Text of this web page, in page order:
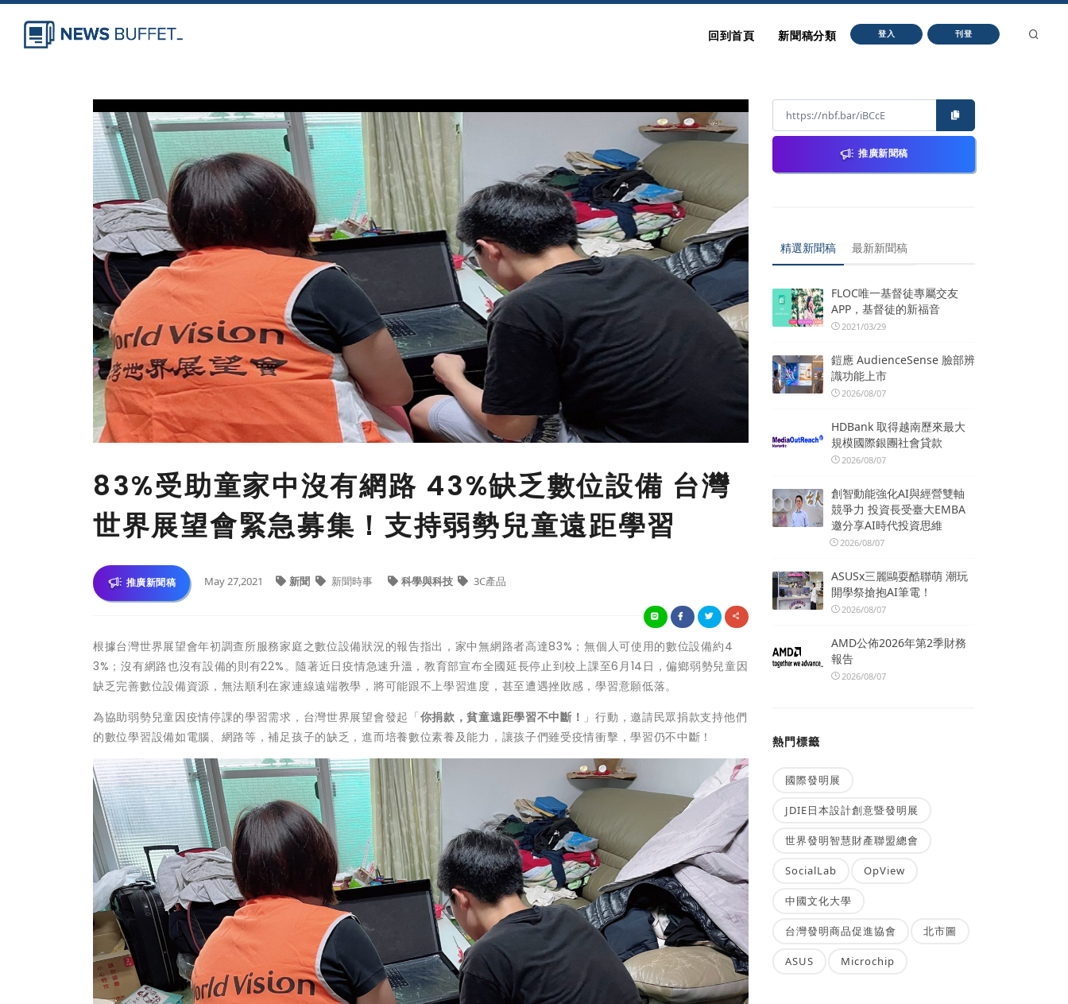
回到首頁 新聞稿分類 登入 刊登
83%受助童家中沒有網路 43%缺乏數位設備 台灣
世界展望會緊急募集！支持弱勢兒童遠距學習
推廣新聞稿 May 27,2021 新聞 新聞時事 科學與科技 3C產品
根據台灣世界展望會年初調查所服務家庭之數位設備狀況的報告指出，家中無網路者高達83%；無個人可使用的數位設備約4
3%；沒有網路也沒有設備的則有22%。隨著近日疫情急速升溫，教育部宣布全國延長停止到校上課至6月14日，偏鄉弱勢兒童因
缺乏完善數位設備資源，無法順利在家連線遠端教學，將可能跟不上學習進度，甚至遭遇挫敗感，學習意願低落。
為協助弱勢兒童因疫情停課的學習需求，台灣世界展望會發起「你捐款，貧童遠距學習不中斷！ 」行動，邀請民眾捐款支持他們
的數位學習設備如電腦、網路等，補足孩子的缺乏，進而培養數位素養及能力，讓孩子們雖受疫情衝擊，學習仍不中斷！
推廣新聞稿
精選新聞稿 最新新聞稿
FLOC唯一基督徒專屬交友
APP，基督徒的新福音
2021/03/29
鎧應 AudienceSense 臉部辨
識功能上市
2026/08/07
HDBank 取得越南歷來最大
規模國際銀團社會貸款
2026/08/07
創智動能強化AI與經營雙軸
競爭力 投資長受臺大EMBA
邀分享AI時代投資思維
2026/08/07
ASUSx三麗鷗耍酷聯萌 潮玩
開學祭搶抱AI筆電！
2026/08/07
AMD公佈2026年第2季財務
報告
2026/08/07
熱門標籤
國際發明展
JDIE日本設計創意暨發明展
世界發明智慧財產聯盟總會
SocialLab OpView
中國文化大學
台灣發明商品促進協會 北市圖
ASUS Microchip